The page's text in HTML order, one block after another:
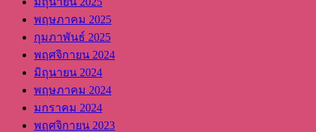
พฤษภาคม 2025
กุมภาพันธ์ 2025
พฤศจิกายน 2024
มิถุนายน 2024
พฤษภาคม 2024
มกราคม 2024
พฤศจิกายน 2023